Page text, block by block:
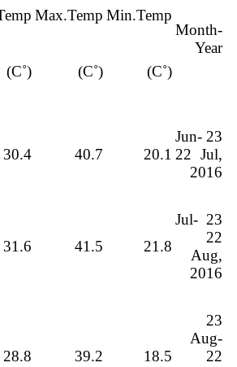
Month-
Year
Min.Temp
Max.Temp
(˚C)
(˚C)
(˚C)
23 Jun-
22 Jul,
2016
20.1
40.7
30.4
23 Jul-
22
Aug,
2016
21.8
41.5
31.6
23
Aug-
22
18.5
39.2
28.8